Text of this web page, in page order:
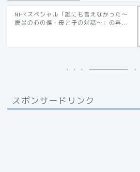
NHKスペシャル「誰にも言えなかった～
震災の心の傷・母と子の対話～」の再...
スポンサードリンク